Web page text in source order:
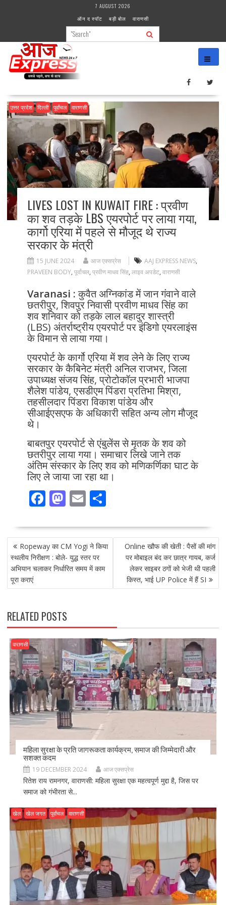
7 AUGUST 2026
ऑन द स्पॉट
बड़ी बोल वाराणसी
उत्तर प्रदेश दिल्ली पूर्वांचल वाराणसी
LIVES LOST IN KUWAIT FIRE : प्रवीण
का शव तड़के LBS एयरपोर्ट पर लाया गया,
कार्गो एरिया में पहले से मौजूद थे राज्य
सरकार के मंत्री
15 JUNE 2024 आज एक्सप्रेस AAJ EXPRESS NEWS,
PRAVEEN BODY, पूर्वांचल, प्रवीण माधव सिंह, लाइव अपडेट, वाराणसी
Varanasi :कुवैत अग्निकांड में जान गंवाने वाले
छतरीपुर, शिवपुर निवासी प्रवीण माधव सिंह का
शव शनिवार को तड़के लाल बहादुर शास्त्री
(LBS) अंतर्राष्ट्रीय एयरपोर्ट पर इंडिगो एयरलाइंस
के विमान से लाया गया।
एयरपोर्ट के कार्गो एरिया में शव लेने के लिए राज्य
सरकार के कैबिनेट मंत्री अनिल राजभर, जिला
उपाध्यक्ष संजय सिंह, प्रोटोकॉल प्रभारी भाजपा
शैलेश पांडेय, एसडीएम पिंडरा प्रतिभा मिश्रा,
तहसीलदार पिंडरा विकाश पांडेय और
सीआईएसएफ के अधिकारी सहित अन्य लोग मौजूद
थे।
बाबतपुर एयरपोर्ट से एंबुलेंस से मृतक के शव को
छतरीपुर लाया गया। समाचार लिखे जाने तक
अंतिम संस्कार के लिए शव को मणिकर्णिका घाट के
लिए ले जाया जा रहा था।
F
e
b
o
k
M
to
d
o
E
ai
l
S
ar
e
POST
NAVIGATION
Ropeway का CM Yogi ने किया
स्थलीय निरीक्षण : बोले- युद्ध स्तर पर
अभियान चलाकर निर्धारित समय में काम
पूरा कराएं
Online खौफ की खेती : पैसों की मांग
पर मोबाइल बंद कर छात्र गायब, कर्ज
लेकर साइबर ठगों को भेजी थी पहली
किस्त, भाई UP Police में हैं SI
RELATED POSTS
वाराणसी
महिला सुरक्षा के प्रति जागरूकता कार्यक्रम, समाज की जिम्मेदारी और
सशक्त कदम
19 DECEMBER 2024 आज एक्सप्रेस
रितेश राय रामनगर, वाराणसी: महिला सुरक्षा एक महत्वपूर्ण मुद्दा है, जिस पर
समाज को गंभीरता से...
खेल खेल जगत पूर्वांचल वाराणसी